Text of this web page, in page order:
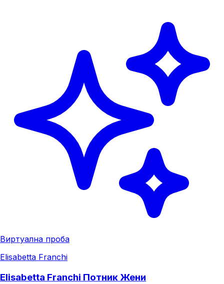
Виртуална проба
Elisabetta Franchi
Elisabetta Franchi Потник Жени